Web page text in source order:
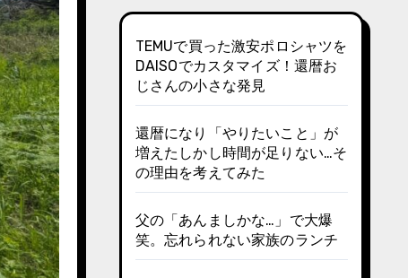
TEMUで買った激安ポロシャツを
DAISOでカスタマイズ！還暦お
じさんの小さな発見
還暦になり「やりたいこと」が
増えたしかし時間が足りない…そ
の理由を考えてみた
父の「あんましかな…」で大爆
笑。忘れられない家族のランチ